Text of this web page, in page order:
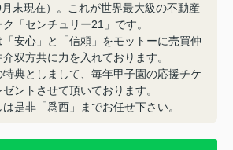
月末現在）。これが世界最大級の不動産
「センチュリー21」です。
安心」と「信頼」をモットーに売買仲
双方共に力を入れております。
特典としまして、毎年甲子園の応援チケ
ントさせて頂いております。
是非「爲西」までお任せ下さい。